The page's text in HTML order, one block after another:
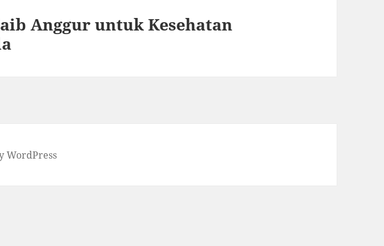
Anggur untuk Kesehatan
WordPress